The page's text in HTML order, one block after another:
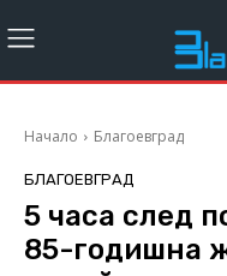
Начало Благоевград
БЛАГОЕВГРАД
5 часа след
85-годишна